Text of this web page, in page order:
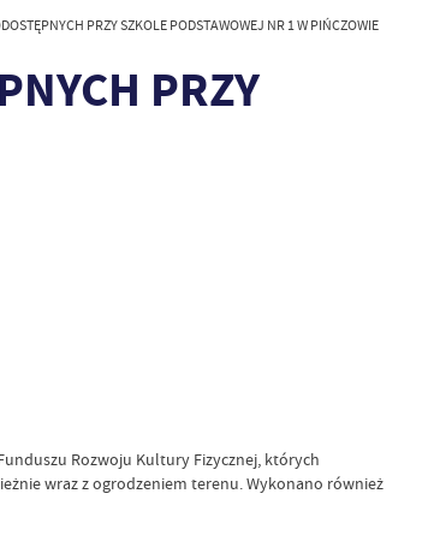
PRZY SZKOLE PODSTAWOWEJ NR 1 W PIŃCZOWIE
PRZY
Rozwoju Kultury Fizycznej, których
wraz z ogrodzeniem terenu. Wykonano również